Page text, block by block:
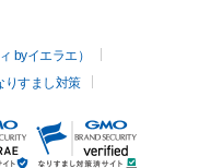
byイエラエ）
りすまし対策